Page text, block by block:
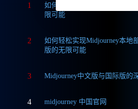
1
如何获取Midjourney破解版免
限可能
2
如何轻松实现Midjourney本地
版的无限可能
3 Midjourney中文版与国际版的
4 midjourney 中国官网